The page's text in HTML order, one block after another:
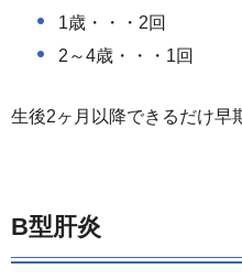
1歳・・・2回
2～4歳・・・1回
生後2ヶ月以降できるだけ早
B型肝炎